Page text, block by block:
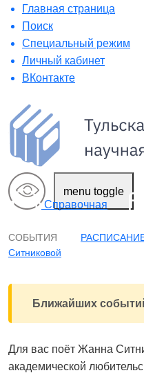
Главная страница
Поиск
Специальный режим
Личный кабинет
ВКонтакте
menu toggle
Справочная
СОБЫТИЯ
Ситниковой
Ближайших
Для вас поёт Жанна
академической